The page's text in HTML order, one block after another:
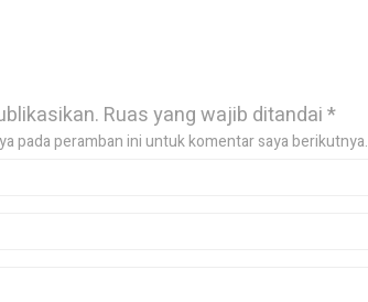
Ruas yang wajib ditandai*
pada peramban ini untuk komentar saya berikutnya.